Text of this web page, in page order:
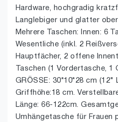
Hardware, hochgradig
Langlebiger und glatter
Mehrere Taschen: Innen: 6
Wesentliche (inkl. 2
Hauptfächer, 2 offene
Taschen (1 Vordertasche, 1
GRÖSSE: 30*10*28 cm (12"
Griffhöhe:18 cm.
Länge: 66-122cm.
Umhängetasche für Frauen